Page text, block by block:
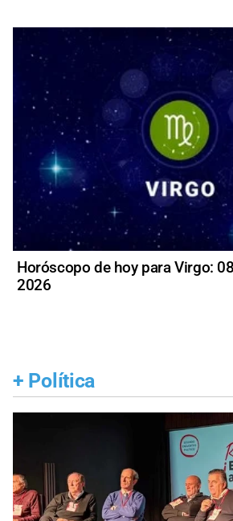
Horóscopo de hoy para Virgo:
2026
+ Política